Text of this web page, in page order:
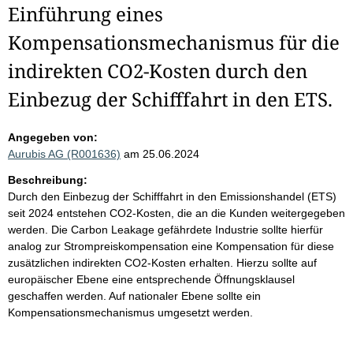
Einführung eines
Kompensationsmechanismus für die
indirekten CO2-Kosten durch den
Einbezug der Schifffahrt in den ETS.
Angegeben von:
Aurubis AG (R001636) am 25.06.2024
Beschreibung:
Durch den Einbezug der Schifffahrt in den Emissionshandel (ETS)
seit 2024 entstehen CO2-Kosten, die an die Kunden weitergegeben
werden. Die Carbon Leakage gefährdete Industrie sollte hierfür
analog zur Strompreiskompensation eine Kompensation für diese
zusätzlichen indirekten CO2-Kosten erhalten. Hierzu sollte auf
europäischer Ebene eine entsprechende Öffnungsklausel
geschaffen werden. Auf nationaler Ebene sollte ein
Kompensationsmechanismus umgesetzt werden.